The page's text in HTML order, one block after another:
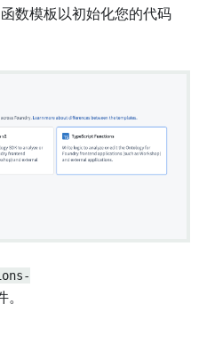
数模板以初始化您的代码
。